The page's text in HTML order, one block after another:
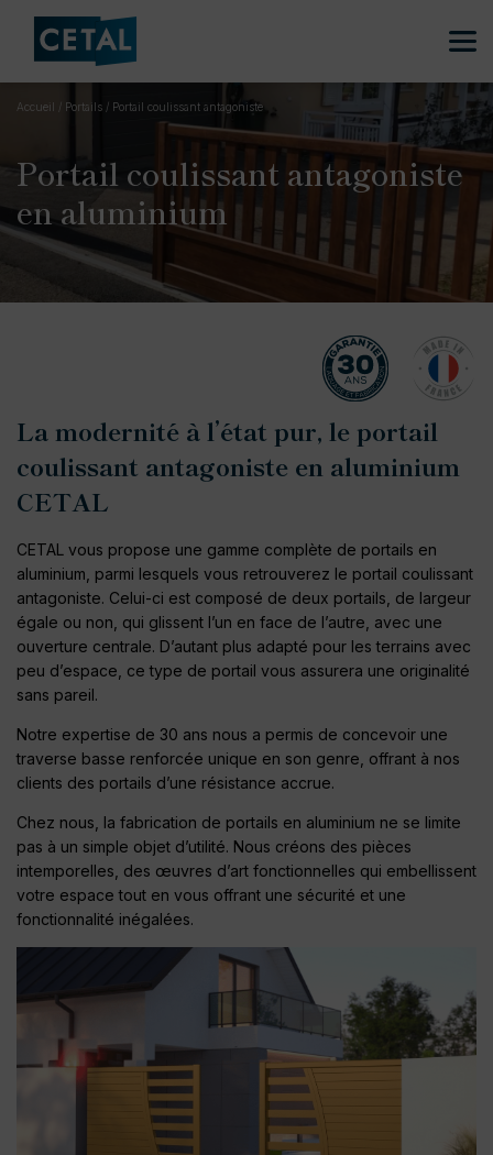
Accueil / Portails / Portail coulissant antagoniste
Portail coulissant antagoniste
en aluminium
La modernité à l’état pur, le portail
coulissant antagoniste en aluminium
CETAL
CETAL vous propose une gamme complète de portails en
aluminium, parmi lesquels vous retrouverez le portail coulissant
antagoniste. Celui-ci est composé de deux portails, de largeur
égale ou non, qui glissent l’un en face de l’autre, avec une
ouverture centrale. D’autant plus adapté pour les terrains avec
peu d’espace, ce type de portail vous assurera une originalité
sans pareil.
Notre expertise de 30 ans nous a permis de concevoir une
traverse basse renforcée unique en son genre, offrant à nos
clients des portails d’une résistance accrue.
Chez nous, la fabrication de portails en aluminium ne se limite
pas à un simple objet d’utilité. Nous créons des pièces
intemporelles, des œuvres d’art fonctionnelles qui embellissent
votre espace tout en vous offrant une sécurité et une
fonctionnalité inégalées.